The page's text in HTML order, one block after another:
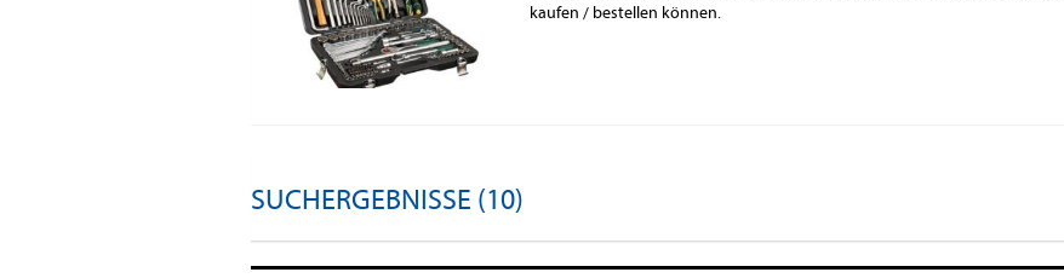
kaufen / bestellen können.
SUCHERGEBNISSE (10)